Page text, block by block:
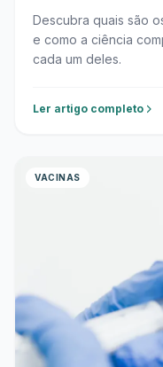
Descubra quais são
e como a ciência
cada um deles.
Ler artigo completo
VACINAS